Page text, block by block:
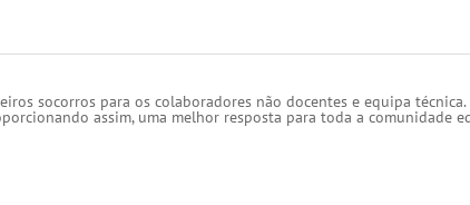
socorros para os colaboradores não docentes e equipa
assim, uma melhor resposta para toda a comunidade